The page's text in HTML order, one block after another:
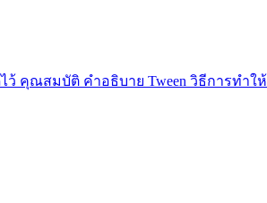
คุณสมบัติ คำอธิบาย Tween วิธีการทำ